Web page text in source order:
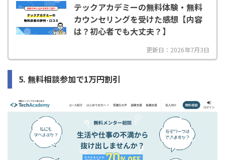
テックアカデミーの無料体験・無料
カウンセリングを受けた感想【内容
は？初心者でも大丈夫？】
更新日：2026年7月3日
5. 無料相談参加で1万円割引